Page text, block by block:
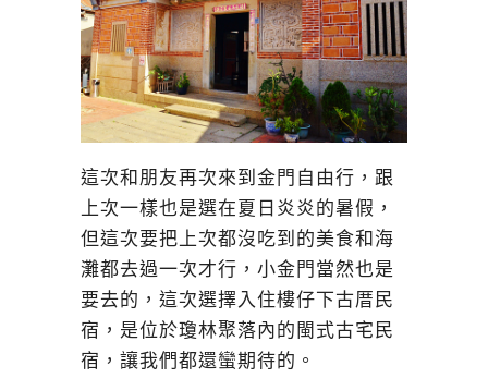
這次和朋友再次來到金門自由行，跟
上次一樣也是選在夏日炎炎的暑假，
但這次要把上次都沒吃到的美食和海
灘都去過一次才行，小金門當然也是
要去的，這次選擇入住樓仔下古厝民
宿，是位於瓊林聚落內的閩式古宅民
宿，讓我們都還蠻期待的。